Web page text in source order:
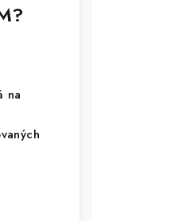
na